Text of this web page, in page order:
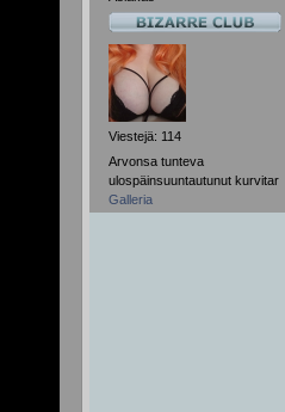
Viestejä: 114
Arvonsa tunteva
ulospäinsuuntautunut kurvitar
Galleria